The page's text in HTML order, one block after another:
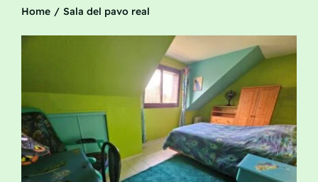
Póngase en contacto con
Home Sala del pavo real